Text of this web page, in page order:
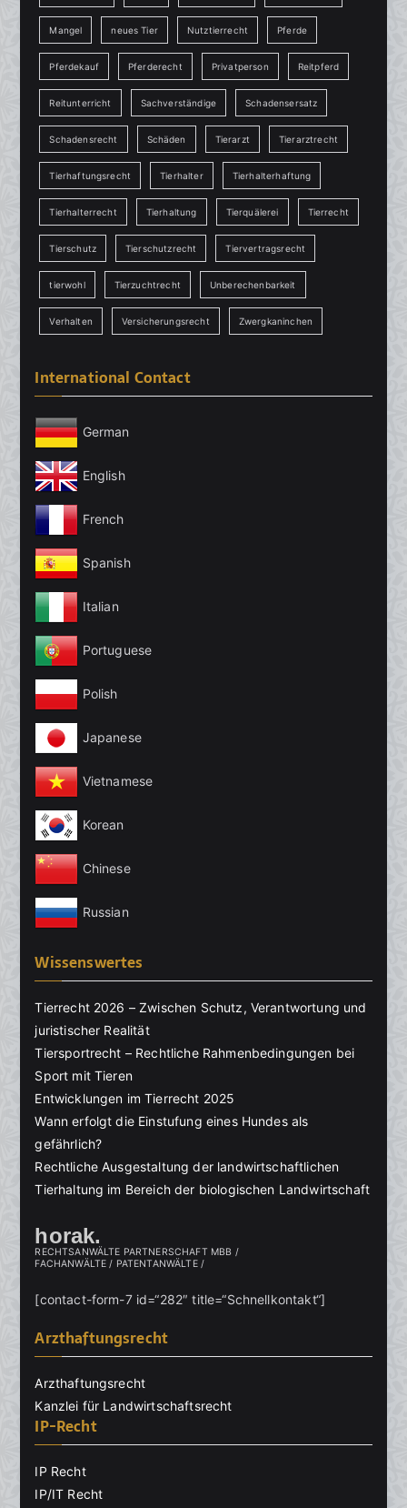
Mangel neues Tier Nutztierrecht Pferde
Pferdekauf Pferderecht Privatperson Reitpferd
Reitunterricht Sachverständige Schadensersatz
Schadensrecht Schäden Tierarzt Tierarztrecht
Tierhaftungsrecht Tierhalter Tierhalterhaftung
Tierhalterrecht Tierhaltung Tierquälerei Tierrecht
Tierschutz Tierschutzrecht Tiervertragsrecht
tierwohl Tierzuchtrecht Unberechenbarkeit
Verhalten Versicherungsrecht Zwergkaninchen
International Contact
German
English
French
Spanish
Italian
Portuguese
Polish
Japanese
Vietnamese
Korean
Chinese
Russian
Wissenswertes
Tierrecht 2026 – Zwischen Schutz, Verantwortung und
juristischer Realität
Tiersportrecht – Rechtliche Rahmenbedingungen bei
Sport mit Tieren
Entwicklungen im Tierrecht 2025
Wann erfolgt die Einstufung eines Hundes als
gefährlich?
Rechtliche Ausgestaltung der landwirtschaftlichen
Tierhaltung im Bereich der biologischen Landwirtschaft
horak.
RECHTSANWÄLTE PARTNERSCHAFT MBB /
FACHANWÄLTE / PATENTANWÄLTE /
[contact-form-7 id=“282″ title=“Schnellkontakt“]
Arzthaftungsrecht
Arzthaftungsrecht
Kanzlei für Landwirtschaftsrecht
IP-Recht
IP Recht
IP/IT Recht